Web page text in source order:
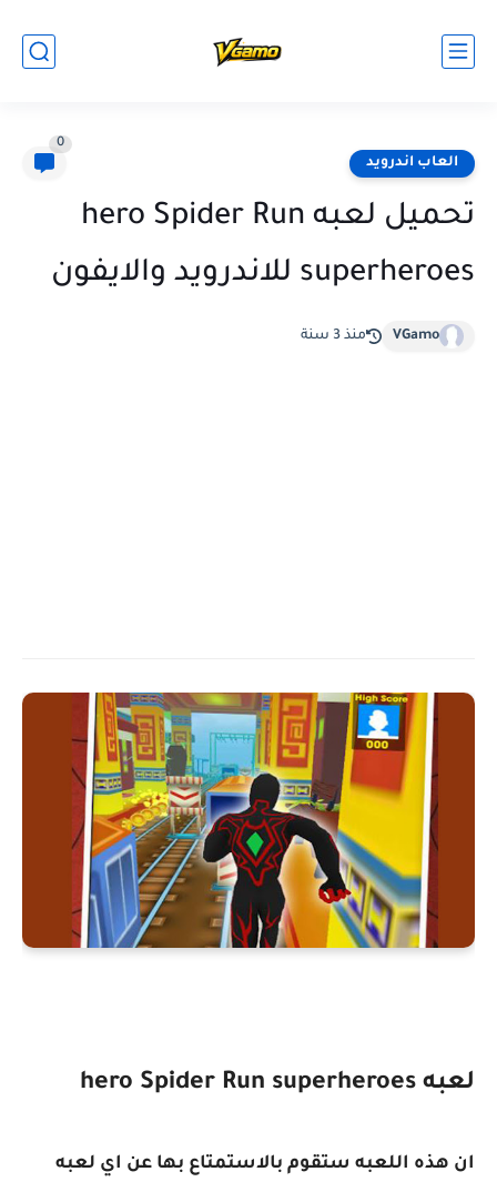
العاب اندرويد
0
تحميل لعبه hero Spider Run
superheroes للاندرويد والايفون
VGamo منذ 3 سنة
لعبه hero Spider Run superheroes
ان هذه اللعبه ستقوم بالاستمتاع بها عن اي لعبه